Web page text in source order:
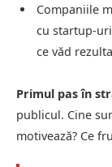
Companiile
cu startup-
ce văd
Primul pas în
publicul. Cine
motivează? Ce